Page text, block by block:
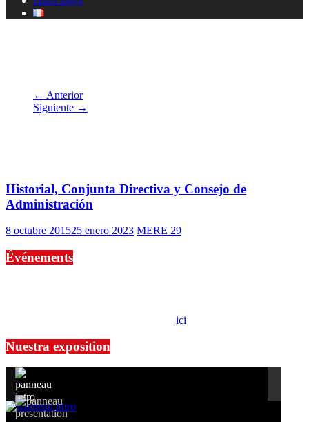
← Anterior
Siguiente →
Historial, Conjunta Directiva y Consejo de
Administración
8 octubre 201525 enero 2023 MERE 29
Événements
ici
Nuestra exposition